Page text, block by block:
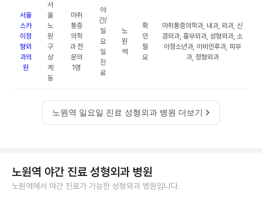
서울
스카
이정
형외
과의
원
서
울
노
원
구
상
계
동
마취
통증
의학
과 전
문의
1명
야
간/
일
요
일
진
료
노
원
역
확
인
필
요
마취통증의학과, 내과, 외과, 신
경외과, 흉부외과, 성형외과, 소
아청소년과, 이비인후과, 피부
과, 정형외과
노원역 일요일 진료 성형외과 병원 더보기
노원역 야간 진료 성형외과 병원
노원역에서 야간 진료가 가능한 성형외과 병원입니다.